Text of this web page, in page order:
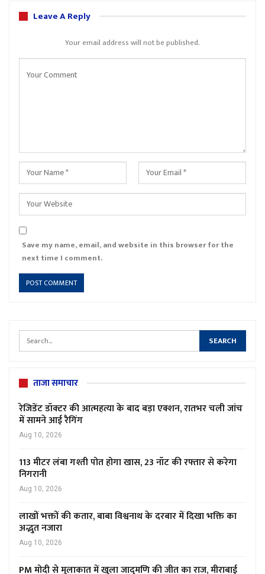
Leave A Reply
Your email address will not be published.
Save my name, email, and website in this browser for the
next time I comment.
ताजा समाचार
रेजिडेंट डॉक्टर की आत्महत्या के बाद बड़ा एक्शन, रातभर चली जांच
में सामने आई रैगिंग
Aug 10, 2026
113 मीटर लंबा गश्ती पोत होगा खास, 23 नॉट की रफ्तार से करेगा
निगरानी
Aug 10, 2026
लाखों भक्तों की कतार, बाबा विश्वनाथ के दरबार में दिखा भक्ति का
अद्भुत नजारा
Aug 10, 2026
PM मोदी से मुलाकात में खुला जादुमणि की जीत का राज, मीराबाई